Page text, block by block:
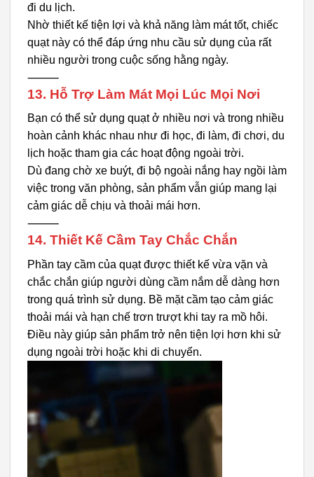
đi du lịch.
Nhờ thiết kế tiện lợi và khả năng làm mát tốt, chiếc
quạt này có thể đáp ứng nhu cầu sử dụng của rất
nhiều người trong cuộc sống hằng ngày.
⸻
13. Hỗ Trợ Làm Mát Mọi Lúc Mọi Nơi
Bạn có thể sử dụng quạt ở nhiều nơi và trong nhiều
hoàn cảnh khác nhau như đi học, đi làm, đi chơi, du
lịch hoặc tham gia các hoạt động ngoài trời.
Dù đang chờ xe buýt, đi bộ ngoài nắng hay ngồi làm
việc trong văn phòng, sản phẩm vẫn giúp mang lại
cảm giác dễ chịu và thoải mái hơn.
⸻
14. Thiết Kế Cầm Tay Chắc Chắn
Phần tay cầm của quạt được thiết kế vừa vặn và
chắc chắn giúp người dùng cầm nắm dễ dàng hơn
trong quá trình sử dụng. Bề mặt cầm tạo cảm giác
thoải mái và hạn chế trơn trượt khi tay ra mồ hôi.
Điều này giúp sản phẩm trở nên tiện lợi hơn khi sử
dụng ngoài trời hoặc khi di chuyển.